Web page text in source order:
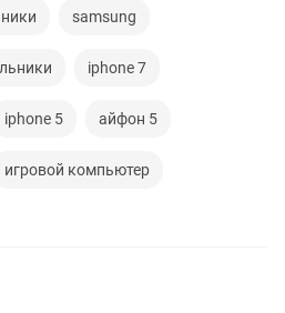
samsung
iphone 7
iphone 5 айфон 5
игровой компьютер